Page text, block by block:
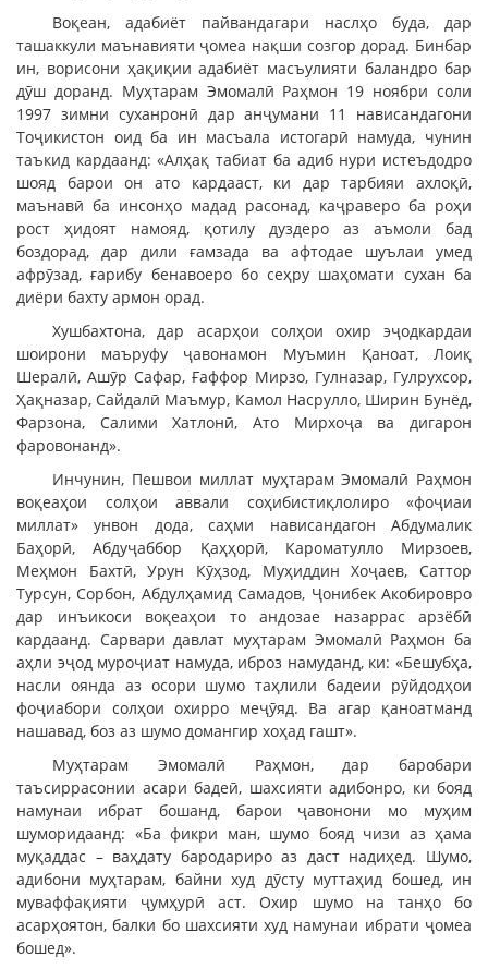
Воқеан, адабиёт пайвандагари наслҳо буда, дар
ташаккули маънавияти ҷомеа нақши созгор дорад. Бинбар
ин, ворисони ҳақиқии адабиёт масъулияти баландро бар
дӯш доранд. Муҳтарам Эмомалӣ Раҳмон 19 ноябри соли
1997 зимни суханронӣ дар анҷумани 11 нависандагони
Тоҷикистон оид ба ин масъала истогарӣ намуда, чунин
таъкид кардаанд: «Алҳақ табиат ба адиб нури истеъдодро
шояд барои он ато кардааст, ки дар тарбияи ахлоқӣ,
маънавӣ ба инсонҳо мадад расонад, каҷраверо ба роҳи
рост ҳидоят намояд, қотилу дуздеро аз аъмоли бад
боздорад, дар дили ғамзада ва афтодае шуълаи умед
афрӯзад, ғарибу бенавоеро бо сеҳру шаҳомати сухан ба
диёри бахту армон орад.
Хушбахтона, дар асарҳои солҳои охир эҷодкардаи
шоирони маъруфу ҷавонамон Муъмин Қаноат, Лоиқ
Шералӣ, Ашӯр Сафар, Ғаффор Мирзо, Гулназар, Гулрухсор,
Ҳақназар, Сайдалӣ Маъмур, Камол Насрулло, Ширин Бунёд,
Фарзона, Салими Хатлонӣ, Ато Мирхоҷа ва дигарон
фаровонанд».
Инчунин, Пешвои миллат муҳтарам Эмомалӣ Раҳмон
воқеаҳои солҳои аввали соҳибистиқлолиро «фоҷиаи
миллат» унвон дода, саҳми нависандагон Абдумалик
Баҳорӣ, Абдуҷаббор Қаҳҳорӣ, Кароматулло Мирзоев,
Меҳмон Бахтӣ, Урун Кӯҳзод, Муҳиддин Хоҷаев, Саттор
Турсун, Сорбон, Абдулҳамид Самадов, Ҷонибек Акобировро
дар инъикоси воқеаҳои то андозае назаррас арзёбӣ
кардаанд. Сарвари давлат муҳтарам Эмомалӣ Раҳмон ба
аҳли эҷод муроҷиат намуда, иброз намуданд, ки: «Бешубҳа,
насли оянда аз осори шумо таҳлили бадеии рӯйдодҳои
фоҷиабори солҳои охирро меҷӯяд. Ва агар қаноатманд
нашавад, боз аз шумо домангир хоҳад гашт».
Муҳтарам Эмомалӣ Раҳмон, дар баробари
таъсиррасонии асари бадеӣ, шахсияти адибонро, ки бояд
намунаи ибрат бошанд, барои ҷавонони мо муҳим
шуморидаанд: «Ба фикри ман, шумо бояд чизи аз ҳама
муқаддас – ваҳдату бародариро аз даст надиҳед. Шумо,
адибони муҳтарам, байни худ дӯсту муттаҳид бошед, ин
муваффақияти ҷумҳурӣ аст. Охир шумо на танҳо бо
асарҳоятон, балки бо шахсияти худ намунаи ибрати ҷомеа
бошед».